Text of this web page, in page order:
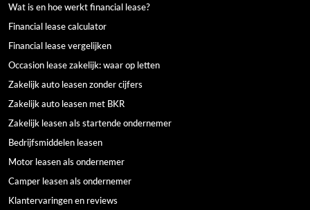
Wat is en hoe werkt financial lease?
Financial lease calculator
Financial lease vergelijken
Occasion lease zakelijk: waar op letten
Zakelijk auto leasen zonder cijfers
Zakelijk auto leasen met BKR
Zakelijk leasen als startende ondernemer
Bedrijfsmiddelen leasen
Motor leasen als ondernemer
Camper leasen als ondernemer
Klantervaringen en reviews